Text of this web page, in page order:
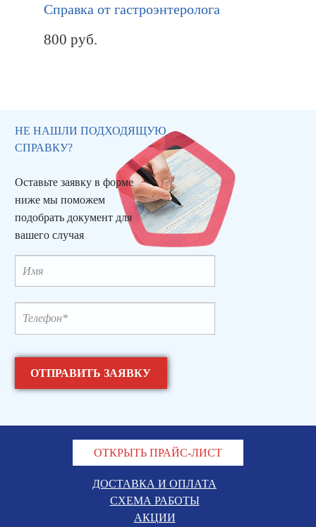
Справка от гастроэнтеролога
800 руб.
НЕ НАШЛИ ПОДХОДЯЩУЮ
СПРАВКУ?
Оставьте заявку в форме
ниже мы поможем
подобрать документ для
вашего случая
ОТКРЫТЬ ПРАЙС-ЛИСТ
ДОСТАВКА И ОПЛАТА
СХЕМА РАБОТЫ
АКЦИИ